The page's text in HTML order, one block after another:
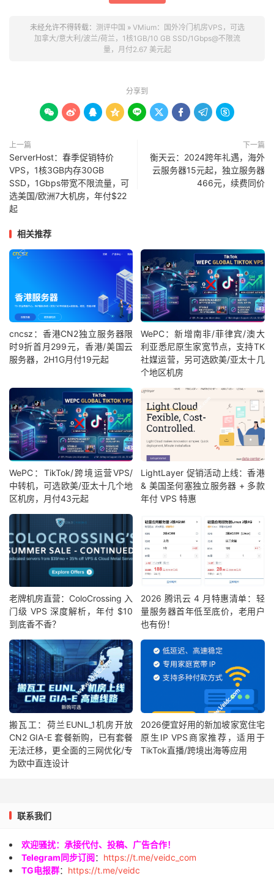
未经允许不得转载： 测评中国 » VMium：国外冷门机房VPS，可选
加拿大/意大利/波兰/荷兰，1核1GB/10 GB SSD/1Gbps@不限流
量，月付2.67 美元起
分享到
        
上一篇
ServerHost：春季促销特价
VPS，1核3GB内存30GB
SSD，1Gbps带宽不限流量，可
选美国/欧洲7大机房，年付$22
起
下一篇
衡天云：2024跨年礼遇，海外
云服务器15元起，独立服务器
466元，续费同价
相关推荐
cncsz：香港CN2独立服务器限
时9折首月299元，香港/美国云
服务器，2H1G月付19元起
WePC：新增南非/菲律宾/澳大
利亚悉尼原生家宽节点，支持TK
社媒运营，另可选欧美/亚太十几
个地区机房
WePC：TikTok/跨境运营VPS/
中转机，可选欧美/亚太十几个地
区机房，月付43元起
LightLayer 促销活动上线：香港
& 美国圣何塞独立服务器 + 多款
年付 VPS 特惠
老牌机房直营：ColoCrossing 入
门级 VPS 深度解析，年付 $10
到底香不香？
2026 腾讯云 4 月特惠清单：轻
量服务器首年低至底价，老用户
也有份！
搬瓦工：荷兰EUNL_1机房开放
CN2 GIA-E 套餐新购，已有套餐
无法迁移，更全面的三网优化/专
为欧中直连设计
2026便宜好用的新加坡家宽住宅
原生IP VPS商家推荐，适用于
TikTok直播/跨境出海等应用
联系我们
欢迎骚扰：承接代付、投稿、广告合作！
Telegram同步订阅： https://t.me/veidc_com
TG电报群： https://t.me/veidc